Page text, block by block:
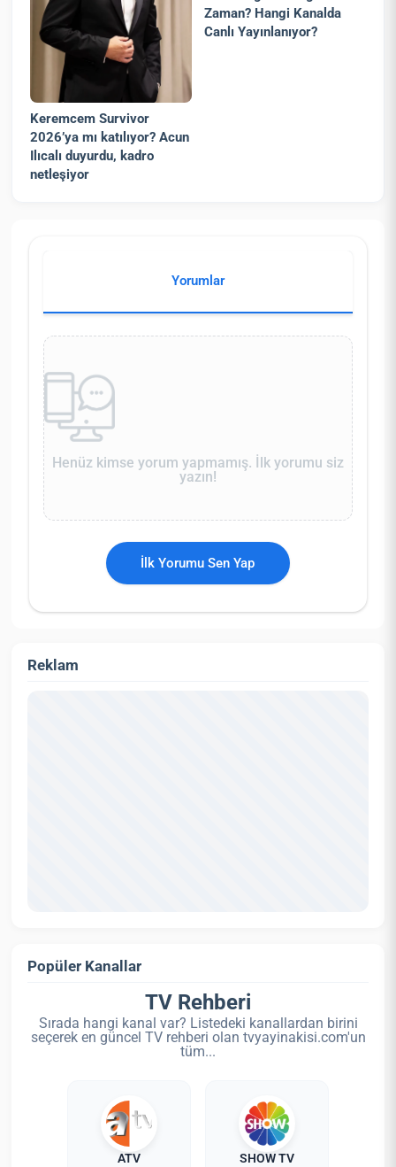
Keremcem Survivor
2026’ya mı katılıyor? Acun
Ilıcalı duyurdu, kadro
netleşiyor
Zaman? Hangi Kanalda
Canlı Yayınlanıyor?
Yorumlar
Henüz kimse yorum yapmamış. İlk yorumu siz
yazın!
İlk Yorumu Sen Yap
Reklam
Popüler Kanallar
TV Rehberi
Sırada hangi kanal var? Listedeki kanallardan birini
seçerek en güncel TV rehberi olan tvyayinakisi.com'un
tüm...
ATV SHOW TV